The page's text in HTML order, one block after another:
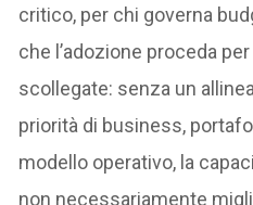
critico, per chi governa
che l’adozione proceda
scollegate: senza un
priorità di business,
modello operativo, la
non necessariamente